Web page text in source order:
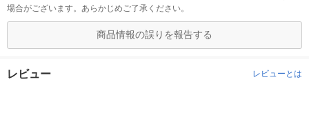
場合がございます。あらかじめご了承ください。
商品情報の誤りを報告する
レビュー レビューとは